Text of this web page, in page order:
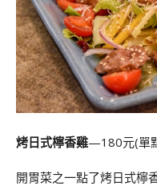
烤日式檸香雞—180元(單
開胃菜之一點了烤日式檸